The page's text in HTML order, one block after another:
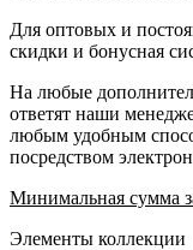
Для оптовых и
скидки и бонусная
На любые
ответят наши
любым удобным
посредством
Минимальная сумма
Элементы коллекции